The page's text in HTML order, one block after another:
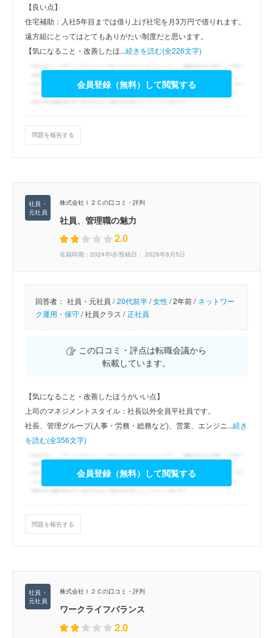
【良い点】
住宅補助：入社5年目までは借り上げ社宅を月3万円で借りれます。
遠方組にとってはとてもありがたい制度だと思います。
【気になること・改善したほ...続きを読む(全226文字)
会員登録（無料）して閲覧する
問題を報告する
株式会社Ｉ２Ｃの口コミ・評判
社員、管理職の魅力
2.0
在籍時期：2024年頃/投稿日： 2026年8月5日
回答者： 社員・元社員 / 20代前半/女性/2年前 / ネットワー
ク運用・保守/社員クラス / 正社員
この口コミ・評点は転職会議から
転載しています。
【気になること・改善したほうがいい点】
上司のマネジメントスタイル：社長以外全員平社員です。
社長、管理グループ(人事・労務・総務など)、営業、エンジニ...続き
を読む(全356文字)
会員登録（無料）して閲覧する
問題を報告する
株式会社Ｉ２Ｃの口コミ・評判
ワークライフバランス
2.0